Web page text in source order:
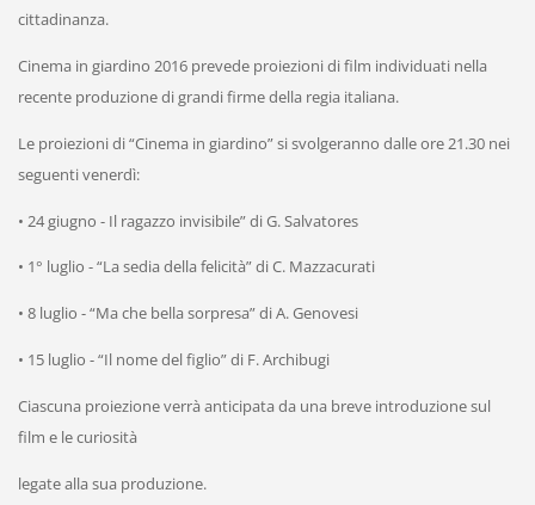
cittadinanza.
Cinema in giardino 2016 prevede proiezioni di film individuati nella
recente produzione di grandi firme della regia italiana.
Le proiezioni di “Cinema in giardino” si svolgeranno dalle ore 21.30 nei
seguenti venerdì:
• 24 giugno - Il ragazzo invisibile” di G. Salvatores
• 1° luglio - “La sedia della felicità” di C. Mazzacurati
• 8 luglio - “Ma che bella sorpresa” di A. Genovesi
• 15 luglio - “Il nome del figlio” di F. Archibugi
Ciascuna proiezione verrà anticipata da una breve introduzione sul
film e le curiosità
legate alla sua produzione.